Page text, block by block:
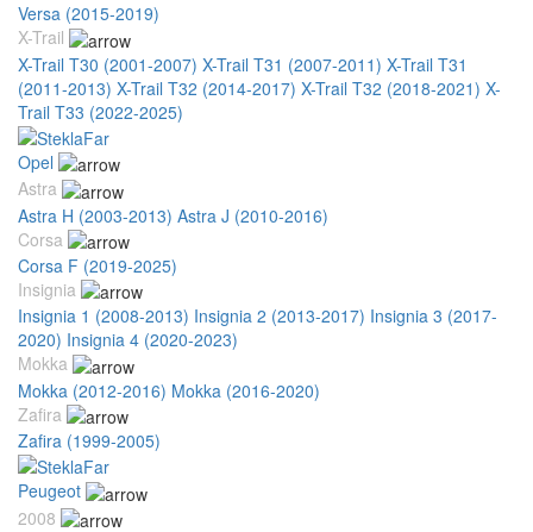
Versa (2015-2019)
X-Trail
X-Trail T30 (2001-2007) X-Trail T31 (2007-2011) X-Trail T31
(2011-2013) X-Trail T32 (2014-2017) X-Trail T32 (2018-2021) X-
Trail T33 (2022-2025)
Opel
Astra
Astra H (2003-2013) Astra J (2010-2016)
Corsa
Corsa F (2019-2025)
Insignia
Insignia 1 (2008-2013) Insignia 2 (2013-2017) Insignia 3 (2017-
2020) Insignia 4 (2020-2023)
Mokka
Mokka (2012-2016) Mokka (2016-2020)
Zafira
Zafira (1999-2005)
Peugeot
2008